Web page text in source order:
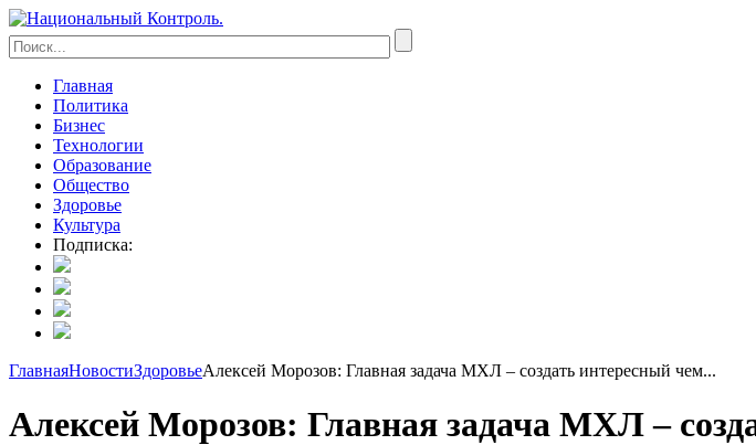
Главная
Политика
Бизнес
Технологии
Образование
Общество
Здоровье
Культура
Подписка:
ГлавнаяНовостиЗдоровьеАлексей Морозов: Главная задача МХЛ – создать интересный чем...
Алексей Морозов: Главная задача МХЛ –